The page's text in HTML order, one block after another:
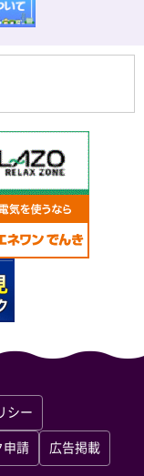
シー
申請 広告掲載